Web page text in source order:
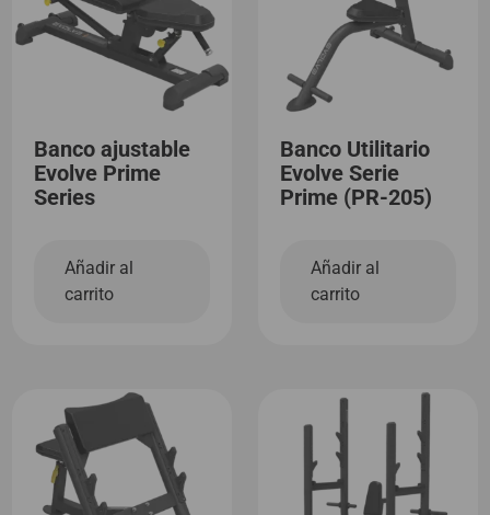
Banco ajustable
Evolve Prime
Series
Añadir al
carrito
Banco Utilitario
Evolve Serie
Prime (PR-205)
Añadir al
carrito